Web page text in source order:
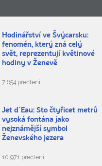
Hodinářství ve Švýcarsku:
fenomén, který zná celý
svět, reprezentují květinové
hodiny v Ženevě
7.654 přečtení
Jet d´Eau: Sto čtyřicet metrů
vysoká fontána jako
nejznámější symbol
Ženevského jezera
10.971 přečtení